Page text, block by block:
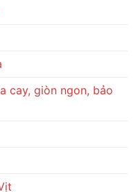
cay, giòn ngon, bảo